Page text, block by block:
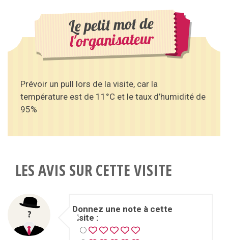
Le petit mot de
l'organisateur
Prévoir un pull lors de la visite, car la
température est de 11°C et le taux d’humidité de
95%
LES AVIS SUR CETTE VISITE
Donnez une note à cette
visite :